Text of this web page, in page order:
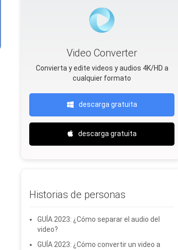
Video Converter
Convierta y edite videos y audios 4K/HD a
cualquier formato
descarga gratuita
descarga gratuita
Historias de personas
GUÍA 2023: ¿Cómo separar el audio del
video?
GUÍA 2023: ¿Cómo convertir un video a